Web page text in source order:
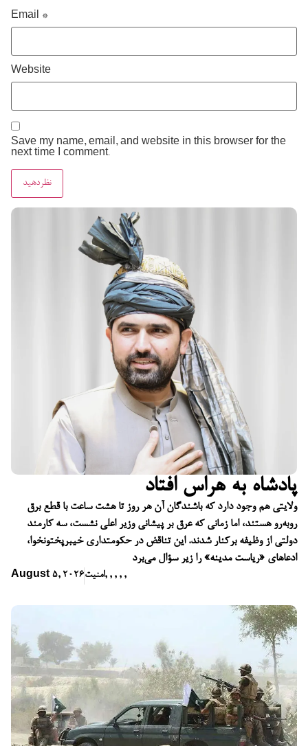
پادشاه به هراس افتاد
ولایتی هم وجود دارد که باشندگان آن هر روز تا هشت ساعت با قطع برق
روبه‌رو هستند، اما زمانی که عرق بر پیشانی وزیر اعلی نشست، سه کارمند
دولتی از وظیفه برکنار شدند. این تناقض در حکومتداری خیبرپختونخوا،
ادعاهای «ریاست مدینه» را زیر سؤال می‌برد
August 5, 2026امنیت, , , , ,
Email *
Website
Save my name, email, and website in this browser for the
next time I comment.